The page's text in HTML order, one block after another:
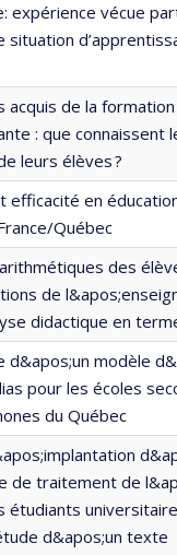
expérience vécue
situation
acquis de la
: que connaissent
leurs élèves ?
efficacité en
Québec
des
de
didactique en
d&apos;un modèle
pour les écoles
du Québec
de traitement de
étudiants
d&apos;un texte